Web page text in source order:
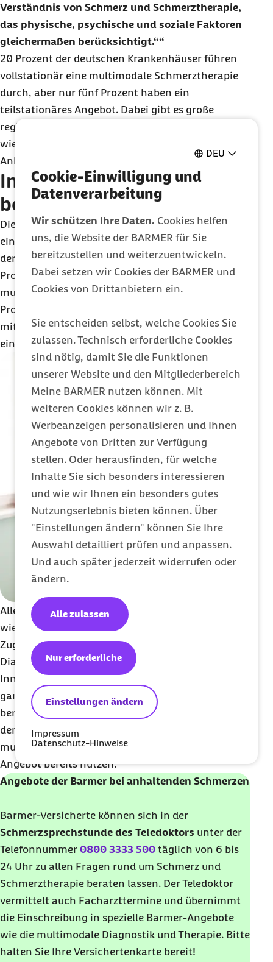
DEU
Cookie-Einwilligung und
Datenverarbeitung
Wir schützen Ihre Daten. Cookies helfen
uns, die Website der BARMER für Sie
bereitzustellen und weiterzuentwickeln.
Dabei setzen wir Cookies der BARMER und
Cookies von Drittanbietern ein.
Sie entscheiden selbst, welche Cookies Sie
zulassen. Technisch erforderliche Cookies
sind nötig, damit Sie die Funktionen
unserer Website und den Mitgliederbereich
Meine BARMER nutzen können. Mit
weiteren Cookies können wir z. B.
Werbeanzeigen personalisieren und Ihnen
Angebote von Dritten zur Verfügung
stellen. Oder herausfinden, für welche
Inhalte Sie sich besonders interessieren
und wie wir Ihnen ein besonders gutes
Nutzungserlebnis bieten können. Über
"Einstellungen ändern" können Sie Ihre
Auswahl detailliert prüfen und anpassen.
Und auch später jederzeit widerrufen oder
ändern.
Einstellungen ändern
Nur erforderliche
Alle zulassen
Impressum
Datenschutz-Hinweise
Verständnis von Schmerz und Schmerztherapie,
das physische, psychische und soziale Faktoren
gleichermaßen berücksichtigt.“
20 Prozent der deutschen Krankenhäuser führen
vollstationär eine multimodale Schmerztherapie
durch, aber nur fünf Prozent haben ein
teilstationäres Angebot. Dabei gibt es große
regionale Unterschiede. In einigen Bundesländern
wie Schleswig-Holstein, Hamburg oder Sachsen-
Anhalt existieren so gut wie gar keine Angebote.
Innovationsprojekt erprobt
berufsbegleitende Therapie
Die Barmer engagiert sich seit vielen Jahren für
eine bessere Schmerzversorgung. Gemeinsam mit
der Deutschen Schmerzgesellschaft hat sie im
Projekt PAIN2020 den Nutzen einer ambulanten
multimodalen Schmerzdiagnostik erprobt. Das
Projekt wurde 2020 abgeschlossen. Die Barmer hat
mittlerweile aufbauend auf den Projektergebnissen
ein eigenes Angebot entwickelt.
Alle unsere Versicherten haben nun bei
wiederkehrenden oder anhaltenden Schmerzen
Zugang zu einer ganzheitlichen multimodalen
Diagnostik. Derzeit läuft mit PAIN 2.0 ein weiteres
Innovationsprojekt, das den Fokus auf eine
ganzheitliche Schmerztherapie legt, die auch
berufsbegleitend möglich ist. Versicherte, bei
denen sich in der Diagnostik der Bedarf einer
multimodalen Therapie zeigt, können dieses
Angebot bereits nutzen.
Angebote der Barmer bei anhaltenden Schmerzen
Barmer-Versicherte können sich in der
Schmerzsprechstunde des Teledoktors unter der
Telefonnummer 0800 3333 500 täglich von 6 bis
24 Uhr zu allen Fragen rund um Schmerz und
Schmerztherapie beraten lassen. Der Teledoktor
vermittelt auch Facharzttermine und übernimmt
die Einschreibung in spezielle Barmer-Angebote
wie die multimodale Diagnostik und Therapie. Bitte
halten Sie Ihre Versichertenkarte bereit!